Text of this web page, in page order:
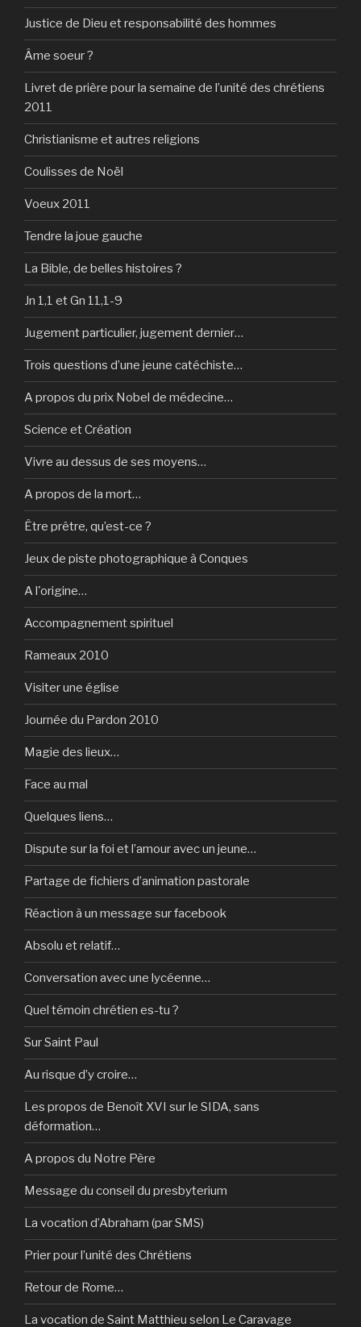
Justice de Dieu et responsabilité des hommes
Âme soeur ?
Livret de prière pour la semaine de l’unité des chrétiens
2011
Christianisme et autres religions
Coulisses de Noël
Voeux 2011
Tendre la joue gauche
La Bible, de belles histoires ?
Jn 1,1 et Gn 11,1-9
Jugement particulier, jugement dernier…
Trois questions d’une jeune catéchiste…
A propos du prix Nobel de médecine…
Science et Création
Vivre au dessus de ses moyens…
A propos de la mort…
Être prêtre, qu’est-ce ?
Jeux de piste photographique à Conques
A l'origine…
Accompagnement spirituel
Rameaux 2010
Visiter une église
Journée du Pardon 2010
Magie des lieux…
Face au mal
Quelques liens…
Dispute sur la foi et l’amour avec un jeune…
Partage de fichiers d’animation pastorale
Réaction à un message sur facebook
Absolu et relatif…
Conversation avec une lycéenne…
Quel témoin chrétien es-tu ?
Sur Saint Paul
Au risque d’y croire…
Les propos de Benoît XVI sur le SIDA, sans
déformation…
A propos du Notre Père
Message du conseil du presbyterium
La vocation d’Abraham (par SMS)
Prier pour l’unité des Chrétiens
Retour de Rome…
La vocation de Saint Matthieu selon Le Caravage